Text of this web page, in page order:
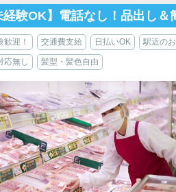
経験OK】電話なし！品出し
歓迎！ 交通費支給 日払いOK 駅近の
応無し 髪型・髪色自由